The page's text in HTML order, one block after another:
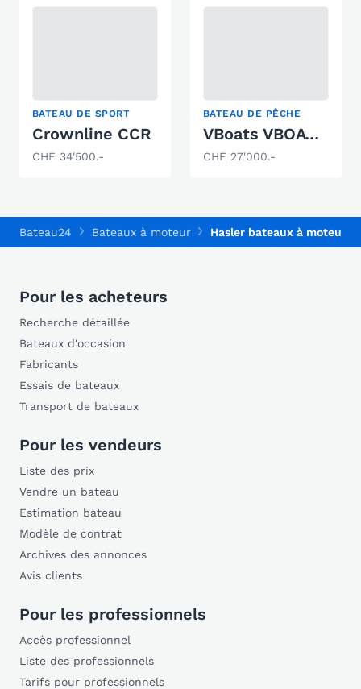
BATEAU DE SPORT
Crownline CCR
CHF 34'500.-
BATEAU DE PÊCHE
VBoats VBOAT FISH 50
CHF 27'000.-
Bateau24 Bateaux à moteur Hasler bateaux à moteur
Pour les acheteurs
Recherche détaillée
Bateaux d'occasion
Fabricants
Essais de bateaux
Transport de bateaux
Pour les vendeurs
Liste des prix
Vendre un bateau
Estimation bateau
Modèle de contrat
Archives des annonces
Avis clients
Pour les professionnels
Accès professionnel
Liste des professionnels
Tarifs pour professionnels